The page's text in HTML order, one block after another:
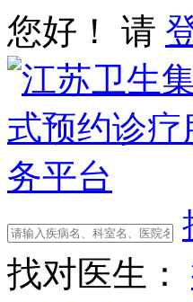
您好！ 请
找对医生：